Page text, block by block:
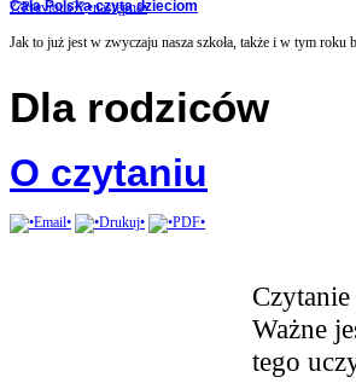
Cała Polska czyta dzieciom
Jak to już jest w zwyczaju nasza szkoła, także i w tym roku
??Previous?? •następna•
Dla rodziców
O czytaniu
Ważne
tego